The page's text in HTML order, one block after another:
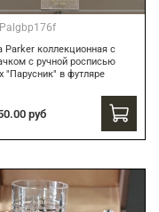
Palgbp176f
Parker коллекционная с
с ручной росписью
"Парусник" в футляре
руб